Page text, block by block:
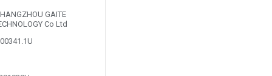
GAITE
Co Ltd